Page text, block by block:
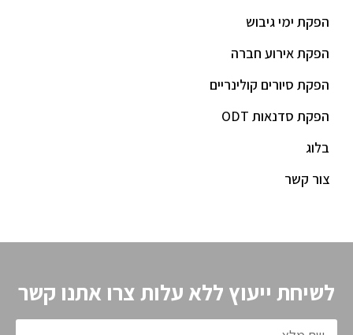
הפקת ימי גיבוש
הפקת אירוע חברה
הפקת סיורים קולינריים
הפקת סדנאות ODT
בלוג
צור קשר
לשיחת ייעוץ ללא עלות צרו אתנו קשר